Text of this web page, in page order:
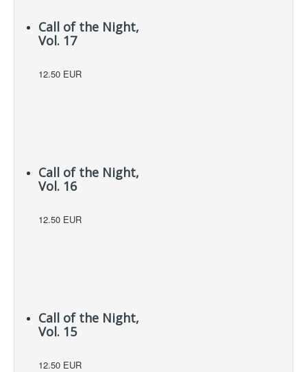
Call of the Night,
Vol. 17
12.50 EUR
Call of the Night,
Vol. 16
12.50 EUR
Call of the Night,
Vol. 15
12.50 EUR